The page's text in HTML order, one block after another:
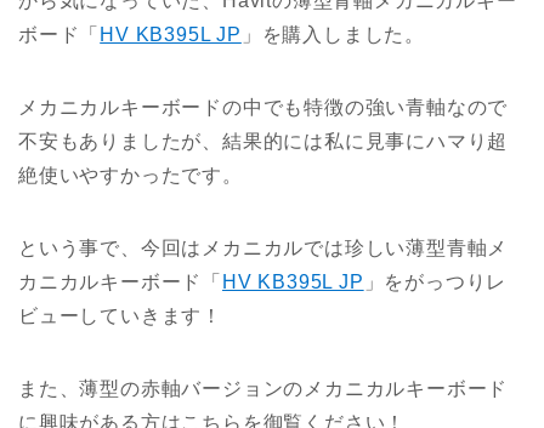
ボード
「 HV KB395L JP 」を購入しました。
メカニカルキーボードの中でも特徴の強い青軸なので
不安もありましたが、結果的には私に見事にハマり超
絶使いやすかったです。
という事で、今回はメカニカルでは珍しい薄型青軸メ
カニカルキーボード「 HV KB395L JP 」をがっつりレ
ビューしていきます！
また、薄型の赤軸バージョンのメカニカルキーボード
に興味がある方はこちらを御覧ください！